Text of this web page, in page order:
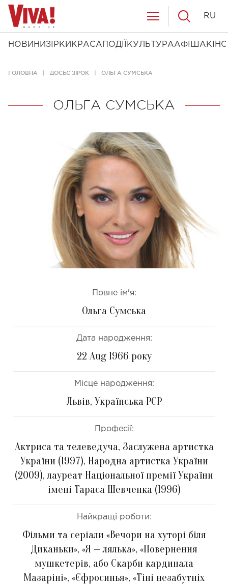
НОВИНИ ЗІРКИ КРАСА ПОДІЇ КУЛЬТУРААФІША КІНО
RU
ГОЛОВНА ДОСЬЄ ЗІРОК ОЛЬГА СУМСЬКА
ОЛЬГА СУМСЬКА
Повне ім'я:
Ольга Сумська
Дата народження:
22 Aug 1966 року
Місце народження:
Львів, Українська РСР
Професії:
Актриса та телеведуча, Заслужена артистка
України (1997), Народна артистка України
(2009), лауреат Національної премії України
імені Тараса Шевченка (1996)
Найкращі роботи:
Фільми та серіали «Вечори на хуторі біля
Диканьки», «Я — лялька», «Повернення
мушкетерів, або Скарби кардинала
Мазаріні», «Єфросинья», «Тіні незабутніх